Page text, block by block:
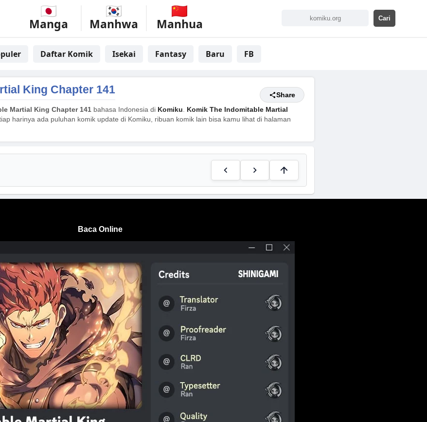
Manga Manhwa Manhua
Daftar Komik Isekai Fantasy Baru FB
King Chapter 141 Share
Martial King Chapter 141 bahasa Indonesia di Komiku. Komik The Indomitable Martial
harinya ada puluhan komik update di Komiku, ribuan komik lain bisa kamu lihat di halaman
Baca Online